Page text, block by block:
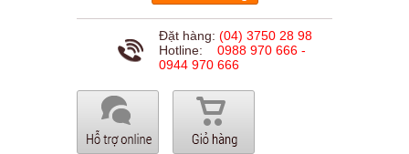
Đặt hàng: (04) 3750 28 98
Hotline: 0988 970 666 -
0944 970 666